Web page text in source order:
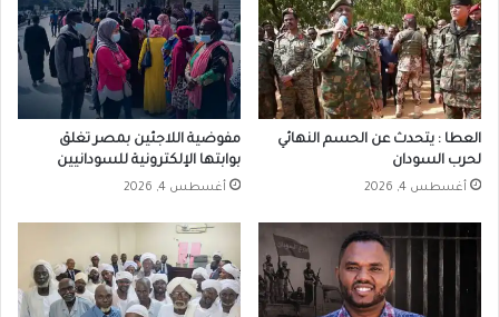
العطا : يتحدث عن الحسم النهائي
لحرب السودان
أغسطس 4, 2026
مفوضية اللاجئين بمصر تغلق
بوابتها الإلكترونية للسودانيين
أغسطس 4, 2026